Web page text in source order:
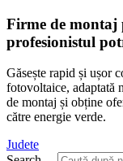
Firme de montaj
profesionistul
Găsește rapid și ușor
fotovoltaice, adaptată
de montaj și obține
către energie verde.
Judete